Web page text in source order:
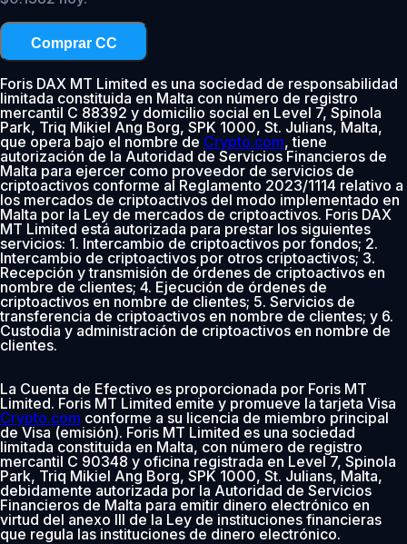
Comprar CC
Foris DAX MT Limited es una sociedad de responsabilidad
limitada constituida en Malta con número de registro
mercantil C 88392 y domicilio social en Level 7, Spinola
Park, Triq Mikiel Ang Borg, SPK 1000, St. Julians, Malta,
que opera bajo el nombre de Crypto.com, tiene
autorización de la Autoridad de Servicios Financieros de
Malta para ejercer como proveedor de servicios de
criptoactivos conforme al Reglamento 2023/1114 relativo a
los mercados de criptoactivos del modo implementado en
Malta por la Ley de mercados de criptoactivos. Foris DAX
MT Limited está autorizada para prestar los siguientes
servicios: 1. Intercambio de criptoactivos por fondos; 2.
Intercambio de criptoactivos por otros criptoactivos; 3.
Recepción y transmisión de órdenes de criptoactivos en
nombre de clientes; 4. Ejecución de órdenes de
criptoactivos en nombre de clientes; 5. Servicios de
transferencia de criptoactivos en nombre de clientes; y 6.
Custodia y administración de criptoactivos en nombre de
clientes.
La Cuenta de Efectivo es proporcionada por Foris MT
Limited. Foris MT Limited emite y promueve la tarjeta Visa
Crypto.com conforme a su licencia de miembro principal
de Visa (emisión). Foris MT Limited es una sociedad
limitada constituida en Malta, con número de registro
mercantil C 90348 y oficina registrada en Level 7, Spinola
Park, Triq Mikiel Ang Borg, SPK 1000, St. Julians, Malta,
debidamente autorizada por la Autoridad de Servicios
Financieros de Malta para emitir dinero electrónico en
virtud del anexo III de la Ley de instituciones financieras
que regula las instituciones de dinero electrónico.